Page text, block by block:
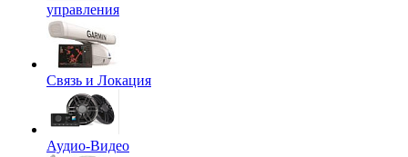
управления
Связь и Локация
Аудио-Видео